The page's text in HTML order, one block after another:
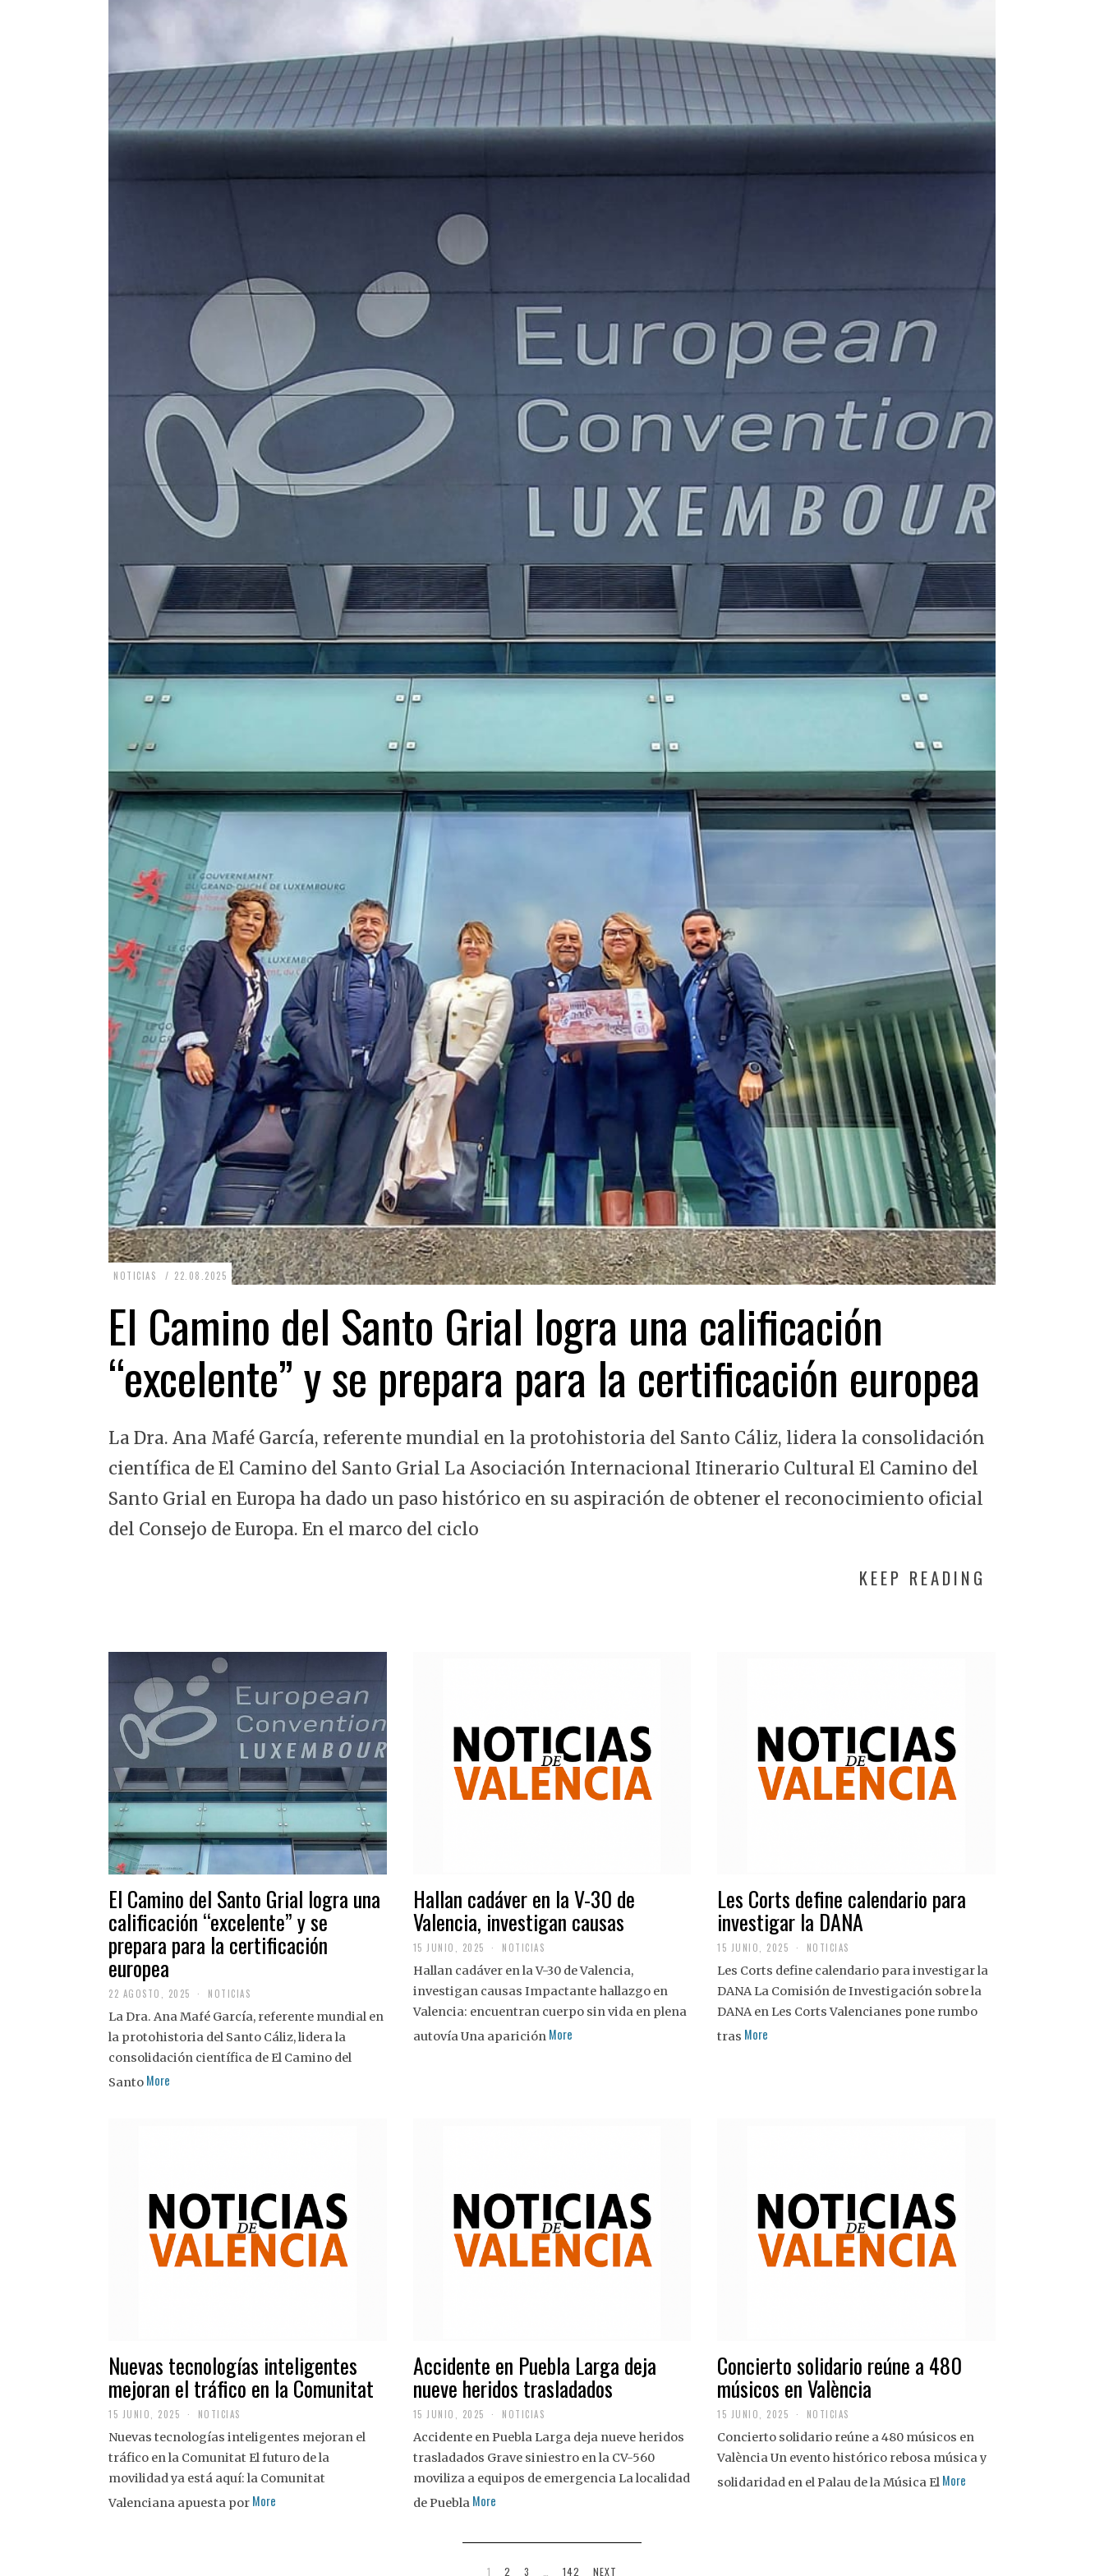
NOTICIAS 22.08.2025 2
.
0
0
2
El Camino del Santo Grial logra una calificación
“excelente” y se prepara para la certificación europea
La Dra. Ana Mafé García, referente mundial en la protohistoria del Santo Cáliz, lidera la consolidación
científica de El Camino del Santo Grial La Asociación Internacional Itinerario Cultural El Camino del
Santo Grial en Europa ha dado un paso histórico en su aspiración de obtener el reconocimiento oficial
del Consejo de Europa. En el marco del ciclo
KEEP READING
El Camino del Santo Grial logra una
calificación “excelente” y se
prepara para la certificación
europea
22 AGOSTO, 2025
A
G
O
S
NOTICIAS
La Dra. Ana Mafé García, referente mundial en
la protohistoria del Santo Cáliz, lidera la
consolidación científica de El Camino del
Santo More
Hallan cadáver en la V-30 de
Valencia, investigan causas
15 JUNIO, 2025 NOTICIAS
Hallan cadáver en la V-30 de Valencia,
investigan causas Impactante hallazgo en
Valencia: encuentran cuerpo sin vida en plena
autovía Una aparición More
Les Corts define calendario para
investigar la DANA
15 JUNIO, 2025 NOTICIAS
Les Corts define calendario para investigar la
DANA La Comisión de Investigación sobre la
DANA en Les Corts Valencianes pone rumbo
tras More
Nuevas tecnologías inteligentes
mejoran el tráfico en la Comunitat
15 JUNIO, 2025 NOTICIAS
Nuevas tecnologías inteligentes mejoran el
tráfico en la Comunitat El futuro de la
movilidad ya está aquí: la Comunitat
Valenciana apuesta por More
Accidente en Puebla Larga deja
nueve heridos trasladados
15 JUNIO, 2025 NOTICIAS
Accidente en Puebla Larga deja nueve heridos
trasladados Grave siniestro en la CV-560
moviliza a equipos de emergencia La localidad
de Puebla More
Concierto solidario reúne a 480
músicos en València
15 JUNIO, 2025 NOTICIAS
Concierto solidario reúne a 480 músicos en
València Un evento histórico rebosa música y
solidaridad en el Palau de la Música El More
1 2 3 … 142 NEXT